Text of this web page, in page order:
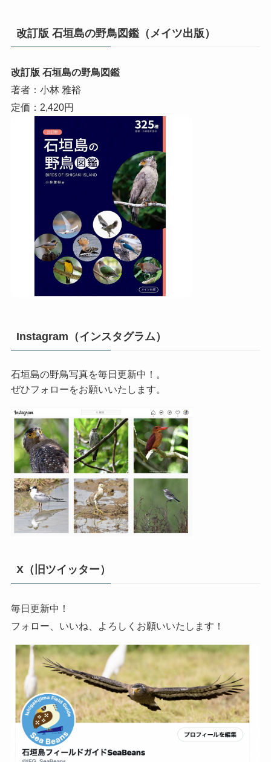
改訂版 石垣島の野鳥図鑑（メイツ出版）
改訂版 石垣島の野鳥図鑑
著者：小林 雅裕
定価：2,420円
Instagram（インスタグラム）
石垣島の野鳥写真を毎日更新中！。
ぜひフォローをお願いいたします。
X（旧ツイッター）
毎日更新中！
フォロー、いいね、よろしくお願いいたします！